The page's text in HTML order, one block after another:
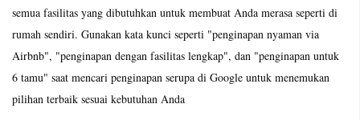
semua fasilitas yang dibutuhkan untuk membuat Anda merasa seperti di
rumah sendiri. Gunakan kata kunci seperti "penginapan nyaman via
Airbnb", "penginapan dengan fasilitas lengkap", dan "penginapan untuk
6 tamu" saat mencari penginapan serupa di Google untuk menemukan
pilihan terbaik sesuai kebutuhan Anda